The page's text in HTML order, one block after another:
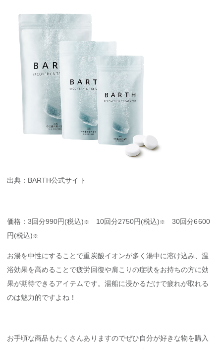
出典：BARTH公式サイト
価格：3回分990円(税込)※ 10回分2750円(税込)※
30回分6600
円(税込)※
お湯を中性にすることで重炭酸イオンが多く湯中に溶け込み、温
浴効果を高めることで疲労回復や肩こりの症状をお持ちの方に効
果が期待できるアイテムです。湯船に浸かるだけで疲れが取れる
のは魅力的ですよね！
お手頃な商品もたくさんありますのでぜひ自分が好きな物を購入